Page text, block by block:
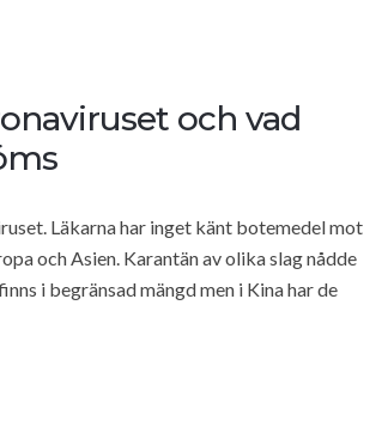
och vad
Läkarna har inget känt botemedel mot
och Asien. Karantän av olika slag nådde
i begränsad mängd men i Kina har de